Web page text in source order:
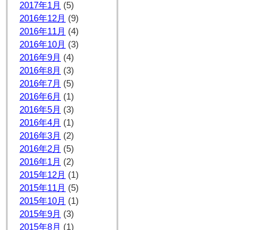
2017年1月 (5)
2016年12月 (9)
2016年11月 (4)
2016年10月 (3)
2016年9月 (4)
2016年8月 (3)
2016年7月 (5)
2016年6月 (1)
2016年5月 (3)
2016年4月 (1)
2016年3月 (2)
2016年2月 (5)
2016年1月 (2)
2015年12月 (1)
2015年11月 (5)
2015年10月 (1)
2015年9月 (3)
2015年8月 (1)